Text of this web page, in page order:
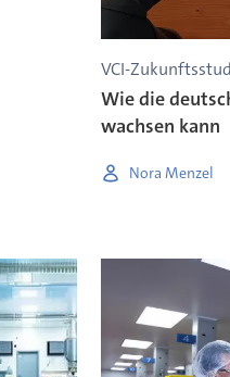
VCI-
Wie die
wachsen kann
Nora Menzel